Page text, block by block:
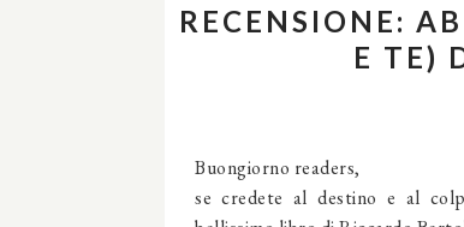
RECENSIONE:
E TE)
Buongiorno readers,
se credete al destino e al